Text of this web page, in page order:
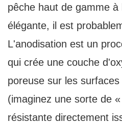
pêche haut de gamme
élégante, il est
L'anodisation est un
qui crée une couche
poreuse sur les
(imaginez une sorte de
résistante directement